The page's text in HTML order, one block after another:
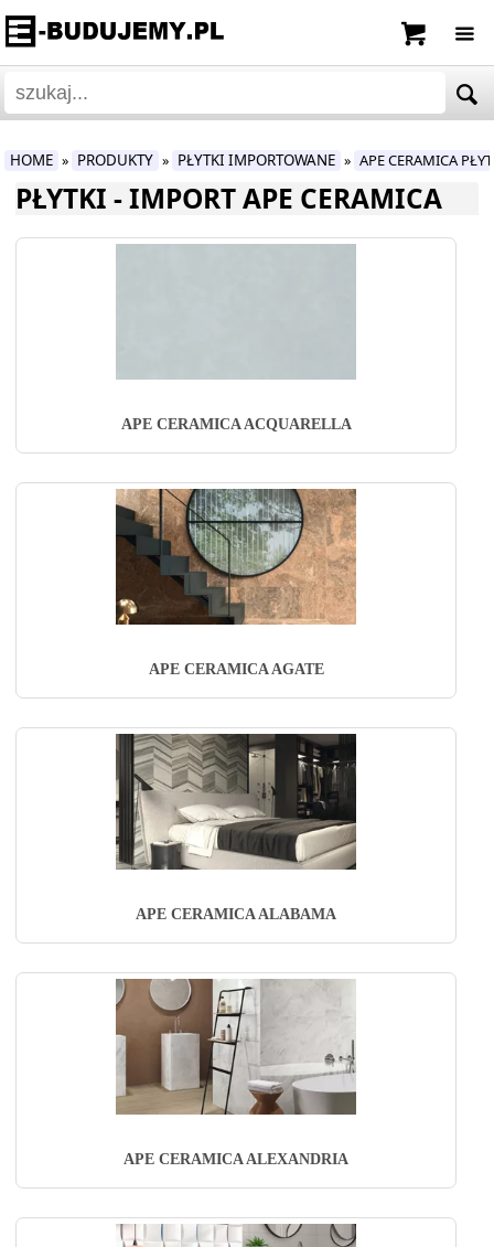
HOME » PRODUKTY » PŁYTKI IMPORTOWANE » APE CERAMICA
PŁYTKI - IMPORT APE CERAMICA
APE CERAMICA ACQUARELLA
APE CERAMICA AGATE
APE CERAMICA ALABAMA
APE CERAMICA ALEXANDRIA